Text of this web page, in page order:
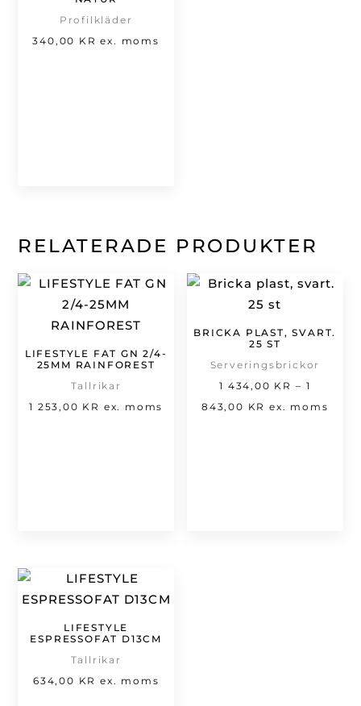
Profilkläder
340,00 KR ex. moms
RELATERADE PRODUKTER
LIFESTYLE FAT GN 2/4-
25MM RAINFOREST
Tallrikar
1 253,00 KR ex. moms
BRICKA PLAST, SVART.
25 ST
Serveringsbrickor
1 434,00 KR – 1
843,00 KR Prisintervall:
ex. moms
LIFESTYLE
ESPRESSOFAT D13CM
Tallrikar
634,00 KR ex. moms